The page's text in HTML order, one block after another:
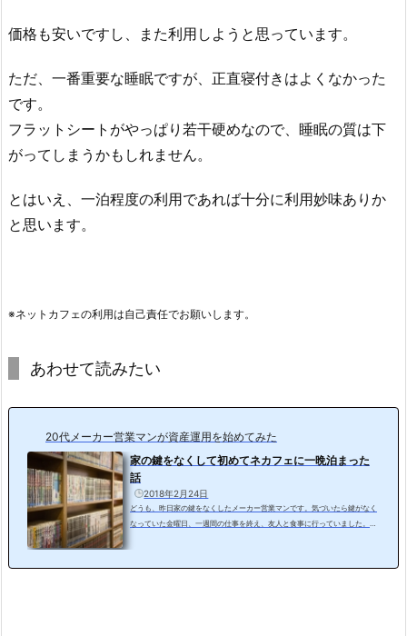
価格も安いですし、また利用しようと思っています。
ただ、一番重要な睡眠ですが、正直寝付きはよくなかった
です。
フラットシートがやっぱり若干硬めなので、睡眠の質は下
がってしまうかもしれません。
とはいえ、一泊程度の利用であれば十分に利用妙味ありか
と思います。
※ネットカフェの利用は自己責任でお願いします。
あわせて読みたい
20代メーカー営業マンが資産運用を始めてみた
家の鍵をなくして初めてネカフェに一晩泊まった
話
2018年2月24日
どうも、昨日家の鍵をなくしたメーカー営業マンです。気づいたら鍵がなく
なっていた金曜日、一週間の仕事を終え、友人と食事に行っていました。友
玄関前に到着。さていつも通り鍵を取り出そうとポケットに手を伸ばしまし